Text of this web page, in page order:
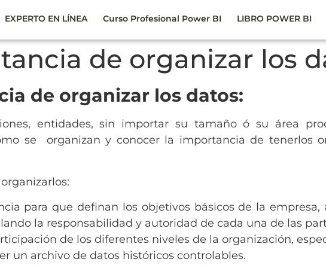
EXPERTO EN LÍNEA Curso Profesional Power BI LIBRO POWER BI
de organizar los
de organizar los datos:
entidades, sin importar su tamaño ó su área
se organizan y conocer la importancia de tenerlos
para que definan los objetivos básicos de la
la responsabilidad y autoridad de cada una de las
de los diferentes niveles de la organización,
un archivo de datos históricos controlables.